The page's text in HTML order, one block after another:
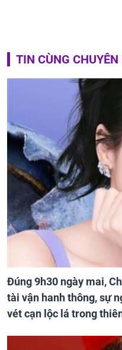
TIN CÙNG
Đúng 9h30 ngày mai,
tài vận hanh thông, sự
vét cạn lộc lá trong